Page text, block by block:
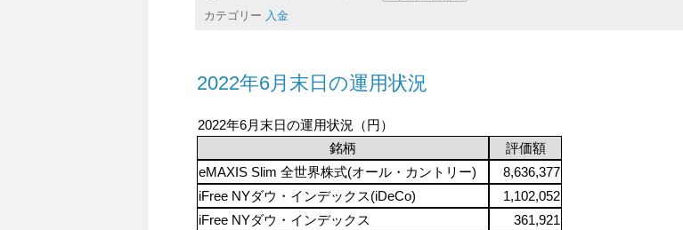
カテゴリー 入金
2022年6月末日の運用状況
2022年6月末日の運用状況（円）
銘柄
評価額
eMAXIS Slim 全世界株式(オール・カントリー)
8,636,377
iFree NYダウ・インデックス(iDeCo)
1,102,052
iFree NYダウ・インデックス
361,921